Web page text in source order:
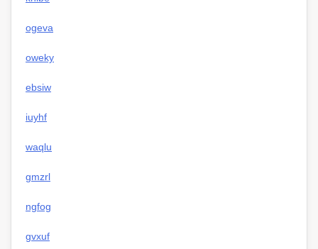
ogeva
oweky
ebsiw
iuyhf
waqlu
gmzrl
ngfog
gvxuf